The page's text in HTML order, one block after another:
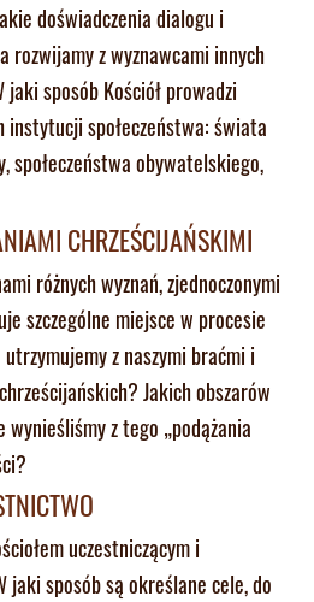
doświadczenia dialogu i
rozwijamy z wyznawcami innych
sposób Kościół prowadzi
instytucji społeczeństwa: świata
obywatelskiego,
CHRZEŚCIJAŃSKIMI
różnych wyznań, zjednoczonymi
szczególne miejsce w procesie
z naszymi braćmi i
Jakich obszarów
wynieśliśmy z tego „podążania
uczestniczącym i
jaki sposób są określane cele, do